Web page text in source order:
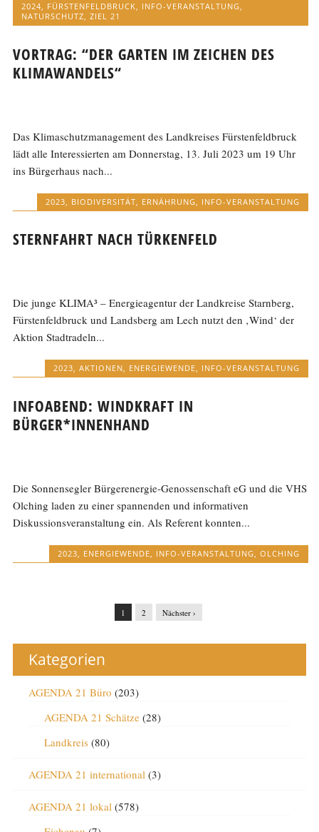
2024, FÜRSTENFELDBRUCK, INFO-VERANSTALTUNG,
NATURSCHUTZ,ZIEL 21
VORTRAG: “DER GARTEN IM ZEICHEN DES
KLIMAWANDELS“
Das Klimaschutzmanagement des Landkreises Fürstenfeldbruck
lädt alle Interessierten am Donnerstag, 13. Juli 2023 um 19 Uhr
ins Bürgerhaus nach...
2023 BIODIVERSITÄT ERNÄHRUNG INFO-VERANSTALTUNG
STERNFAHRT NACH TÜRKENFELD
Die junge KLIMA³ – Energieagentur der Landkreise Starnberg,
Fürstenfeldbruck und Landsberg am Lech nutzt den ‚Wind‘ der
Aktion Stadtradeln...
2023, AKTIONEN, ENERGIEWENDE, INFO-VERANSTALTUNG
INFOABEND: WINDKRAFT IN
BÜRGER*INNENHAND
Die Sonnensegler Bürgerenergie-Genossenschaft eG und die VHS
Olching laden zu einer spannenden und informativen
Diskussionsveranstaltung ein. Als Referent konnten...
2023 ENERGIEWENDE INFO-VERANSTALTUNG OLCHING
1 2 Nächster ›
Kategorien
AGENDA 21 Büro (203)
AGENDA 21 Schätze(28)
Landkreis(80)
AGENDA 21 international(3)
AGENDA 21 lokal(578)